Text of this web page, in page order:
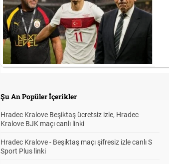
Şu An Popüler İçerikler
Hradec Kralove Beşiktaş ücretsiz izle, Hradec
Kralove BJK maçı canlı linki
Hradec Kralove - Beşiktaş maçı şifresiz izle canlı S
Sport Plus linki